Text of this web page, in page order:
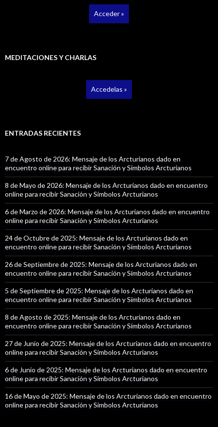
Acceder »
MEDITACIONES Y CHARLAS
Accedelas »
ENTRADAS RECIENTES
7 de Agosto de 2026: Mensaje de los Arcturianos dado en
encuentro online para recibir Sanación y Símbolos Arcturianos
8 de Mayo de 2026: Mensaje de los Arcturianos dado en encuentro
online para recibir Sanación y Símbolos Arcturianos
6 de Marzo de 2026: Mensaje de los Arcturianos dado en encuentro
online para recibir Sanación y Símbolos Arcturianos
24 de Octubre de 2025: Mensaje de los Arcturianos dado en
encuentro online para recibir Sanación y Símbolos Arcturianos
26 de Septiembre de 2025: Mensaje de los Arcturianos dado en
encuentro online para recibir Sanación y Símbolos Arcturianos
5 de Septiembre de 2025: Mensaje de los Arcturianos dado en
encuentro online para recibir Sanación y Símbolos Arcturianos
8 de Agosto de 2025: Mensaje de los Arcturianos dado en
encuentro online para recibir Sanación y Símbolos Arcturianos
27 de Junio de 2025: Mensaje de los Arcturianos dado en encuentro
online para recibir Sanación y Símbolos Arcturianos
6 de Junio de 2025: Mensaje de los Arcturianos dado en encuentro
online para recibir Sanación y Símbolos Arcturianos
16 de Mayo de 2025: Mensaje de los Arcturianos dado en encuentro
online para recibir Sanación y Símbolos Arcturianos